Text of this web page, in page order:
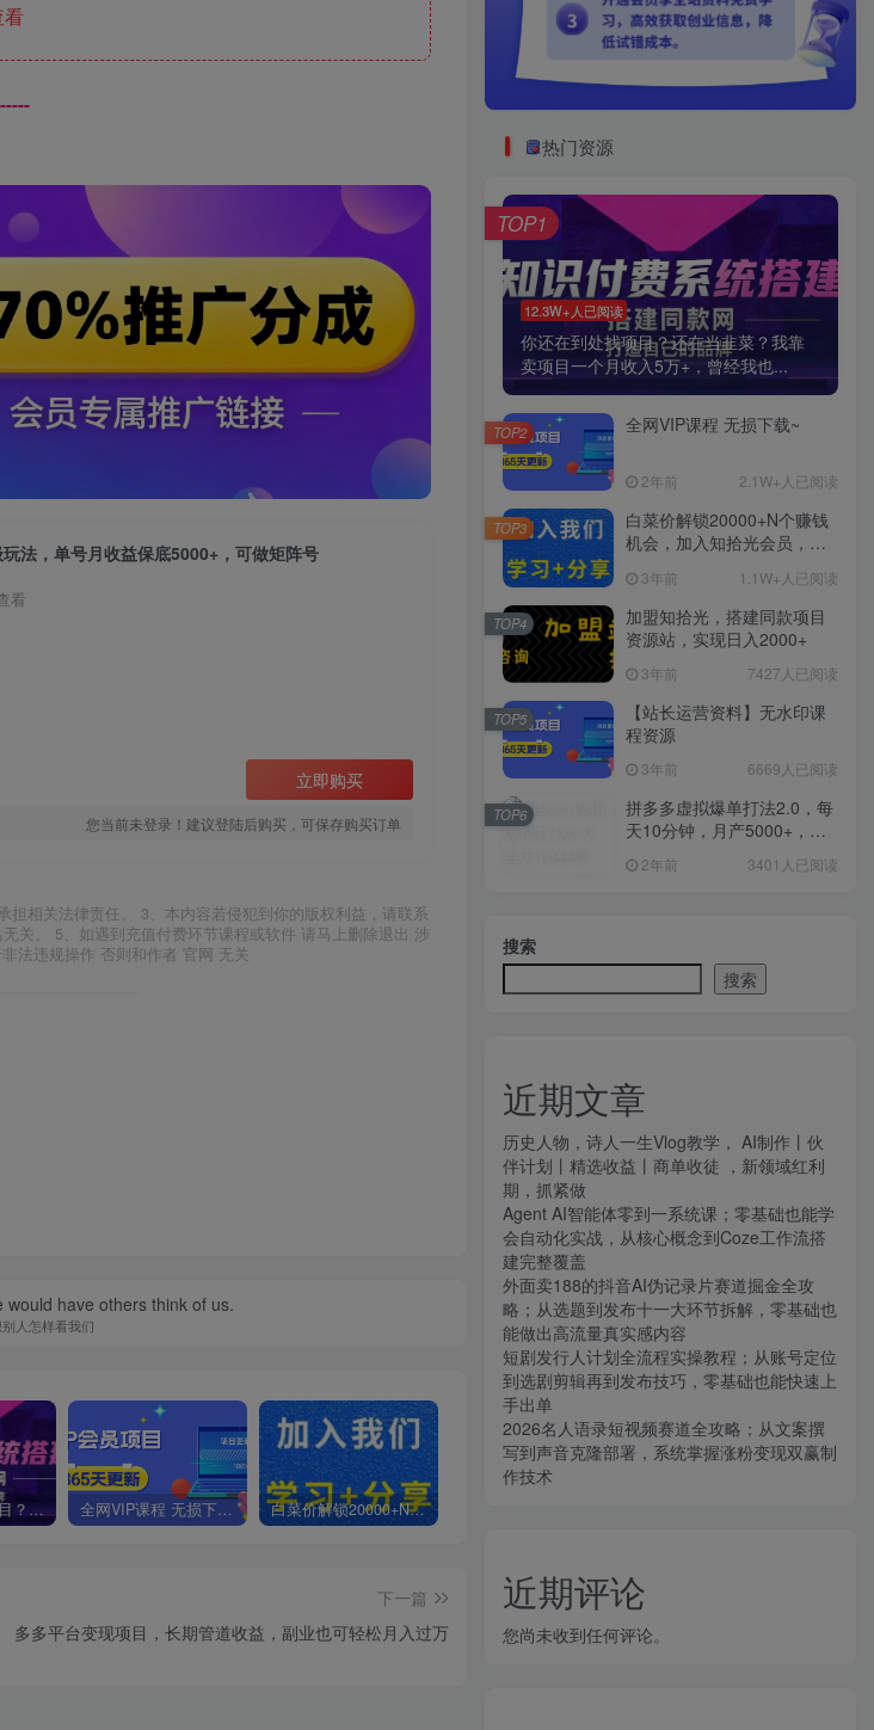
看
法，单号月收益保底5000+，可做矩阵号
看
立即购买
您当前未登录！建议登陆后购买，可保存购买订单
相关法律责任。 3、本内容若侵犯到你的版权利益，请联系
关。 5、如遇到充值付费环节课程或软件 请马上删除退出 涉
法违规操作 否则和作者 官网 无关
have others think of us.
人怎样看我们
你还在到处找项目？还在当韭菜？我靠卖项目一个月收入5万+，曾经我也是个失败者。 全网VIP课程 无损下载~ 白菜价解锁20000+N个赚钱机会，加入知拾光会员，全站资源免费学习。
下一篇
多多平台变现项目，长期管道收益，副业也可轻松月入过万
热门资源
12.3W+人已阅读
你还在到处找项目？还在当韭菜？我靠
卖项目一个月收入5万+，曾经我也...
TOP1
全网VIP课程 无损下载~
2年前 2.1W+人已阅读
TOP2
白菜价解锁20000+N个赚钱
机会，加入知拾光会员，全
3年前 1.1W+人已阅读
TOP3
加盟知拾光，搭建同款项目
资源站，实现日入2000+
3年前 7427人已阅读
TOP4
【站长运营资料】无水印课
程资源
3年前 6669人已阅读
TOP5
拼多多虚拟爆单打法2.0，每
天10分钟，月产5000+，从0
2年前 3401人已阅读
TOP6
搜索
搜索
近期文章
历史人物，诗人一生Vlog教学， AI制作丨伙
伴计划丨精选收益丨商单收徒 ，新领域红利
期，抓紧做
Agent AI智能体零到一系统课；零基础也能学
会自动化实战，从核心概念到Coze工作流搭
建完整覆盖
外面卖188的抖音AI伪记录片赛道掘金全攻
略；从选题到发布十一大环节拆解，零基础也
能做出高流量真实感内容
短剧发行人计划全流程实操教程；从账号定位
到选剧剪辑再到发布技巧，零基础也能快速上
手出单
2026名人语录短视频赛道全攻略；从文案撰
写到声音克隆部署，系统掌握涨粉变现双赢制
作技术
近期评论
您尚未收到任何评论。